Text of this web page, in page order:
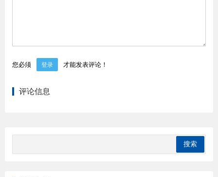
您必须 登录 才能发表评论！
评论信息